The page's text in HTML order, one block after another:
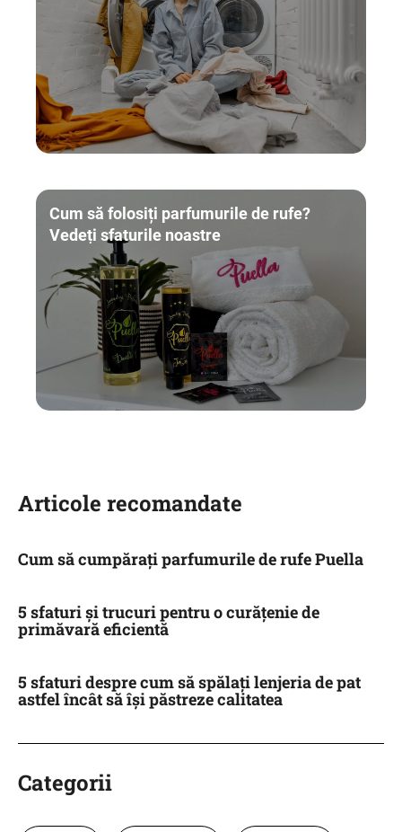
Cum să folosiți parfumurile de rufe?
Vedeți sfaturile noastre
Articole recomandate
Cum să cumpărați parfumurile de rufe Puella
5 sfaturi și trucuri pentru o curățenie de
primăvară eficientă
5 sfaturi despre cum să spălați lenjeria de pat
astfel încât să își păstreze calitatea
Categorii